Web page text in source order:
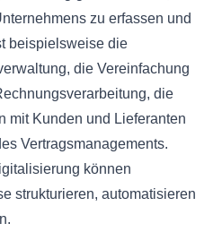
zu erfassen und
beispielsweise die
die Vereinfachung
die
mit Kunden und Lieferanten
Vertragsmanagements.
können
strukturieren, automatisieren